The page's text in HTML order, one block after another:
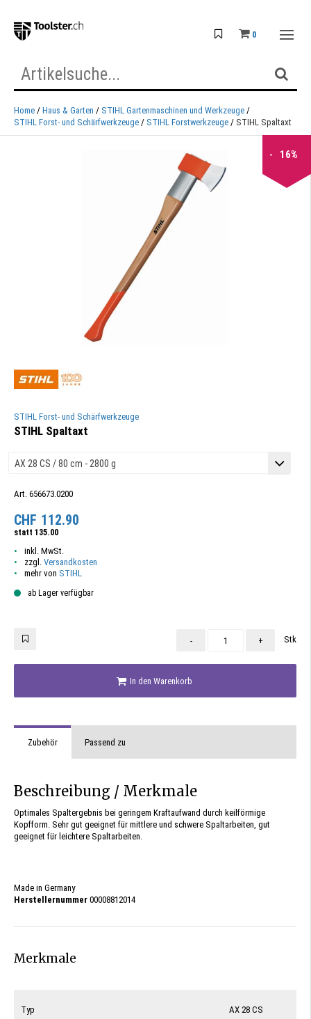
0
Home Haus & Garten
STIHL Gartenmaschinen und Werkzeuge
STIHL Forst- und Schärfwerkzeuge
STIHL Forstwerkzeuge STIHL Spaltaxt
16%
STIHL Forst- und Schärfwerkzeuge
STIHL Spaltaxt
Art. 656673.0200
CHF 112.90
statt 135.00
inkl. MwSt.
zzgl. Versandkosten
mehr von STIHL
ab Lager verfügbar
- + Stk
In den Warenkorb
Zubehör Passend zu
Beschreibung / Merkmale
Optimales Spaltergebnis bei geringem Kraftaufwand durch keilförmige
Kopfform. Sehr gut geeignet für mittlere und schwere Spaltarbeiten, gut
geeignet für leichtere Spaltarbeiten.
Made in Germany
Herstellernummer 00008812014
Merkmale
Typ AX 28 CS